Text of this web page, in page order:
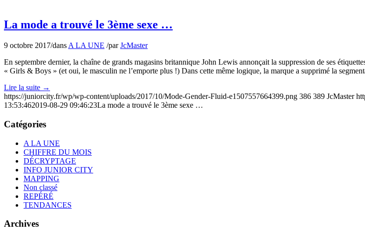
La mode a trouvé le 3ème sexe …
9 octobre 2017/dans A LA UNE /parJcMaster
En septembre dernier, la chaîne de grands magasins britannique John Lewis annonçait la suppression de ses
« Girls & Boys » (et oui, le masculin ne l’emporte plus !) Dans cette même logique, la marque a supprimé la
Lire la suite →
https://juniorcity.fr/wp/wp-content/uploads/2017/10/Mode-Gender-Fluid-e1507557664399.png 386 389 JcMaster
13:53:462019-08-29 09:46:23La mode a trouvé le 3ème sexe …
Catégories
A LA UNE
CHIFFRE DU MOIS
DÉCRYPTAGE
INFO JUNIOR CITY
MAPPING
Non classé
REPÉRÉ
TENDANCES
Archives